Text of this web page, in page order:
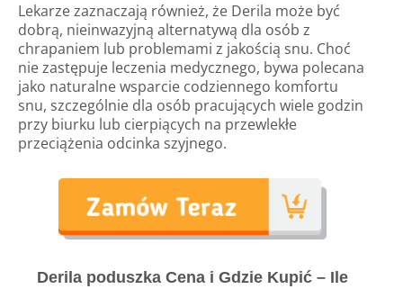
Lekarze zaznaczają również, że Derila może być
dobrą, nieinwazyjną alternatywą dla osób z
chrapaniem lub problemami z jakością snu. Choć
nie zastępuje leczenia medycznego, bywa polecana
jako naturalne wsparcie codziennego komfortu
snu, szczególnie dla osób pracujących wiele godzin
przy biurku lub cierpiących na przewlekłe
przeciążenia odcinka szyjnego.
Derila poduszka Cena i Gdzie Kupić – Ile